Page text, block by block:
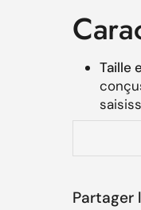
Taille
LR06
Partager